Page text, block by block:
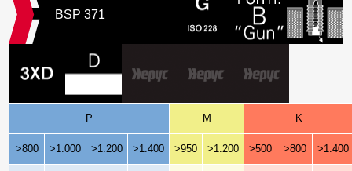
BSP 371
P M K
>800 >1.000 >1.200 >1.400 >950 >1.200 >500 >800 >1.400